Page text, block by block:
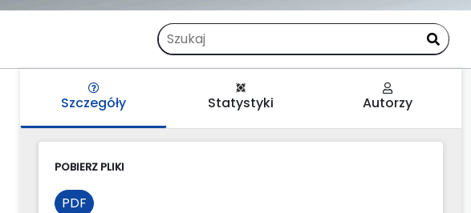
Szczegóły Statystyki Autorzy
POBIERZ PLIKI
PDF